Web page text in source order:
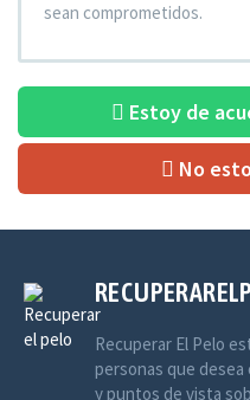
sean comprometidos.
Estoy de
No
Recuperar El Pelo
personas que
y puntos de vista